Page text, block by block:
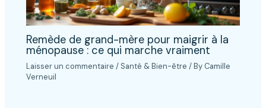
Remède de grand-mère pour maigrir à la
ménopause : ce qui marche vraiment
Laisser un commentaire / Santé & Bien-être / By Camille
Verneuil